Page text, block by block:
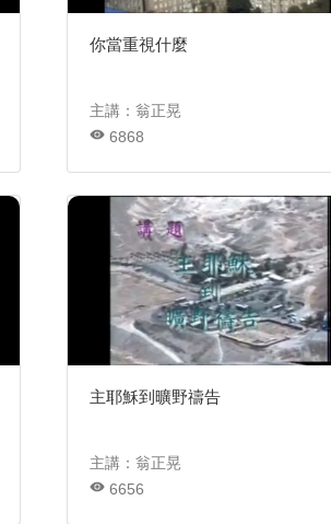
你當重視什麼
主講：翁正晃
6868
主耶穌到曠野禱告
主講：翁正晃
6656